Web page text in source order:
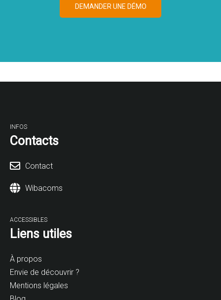
DEMANDER UNE DÉMO
INFOS
Contacts
Contact
Wibacoms
ACCESSIBLES
Liens utiles
À propos
Envie de découvrir ?
Mentions légales